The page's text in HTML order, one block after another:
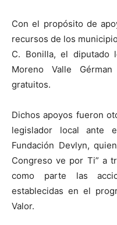
Con el propósito de
recursos de los
C. Bonilla, el diputado
Moreno Valle
gratuitos.
Dichos apoyos fueron
legislador local ante
Fundación Devlyn,
Congreso ve por Ti” a
como parte las
establecidas en el
Valor.